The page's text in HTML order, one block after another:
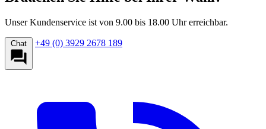
Unser Kundenservice ist von 9.00 bis 18.00 Uhr erreichbar.
Chat +49 (0) 3929 2678 189